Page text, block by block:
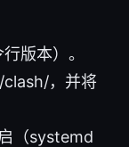
版本）。
，并将
（systemd